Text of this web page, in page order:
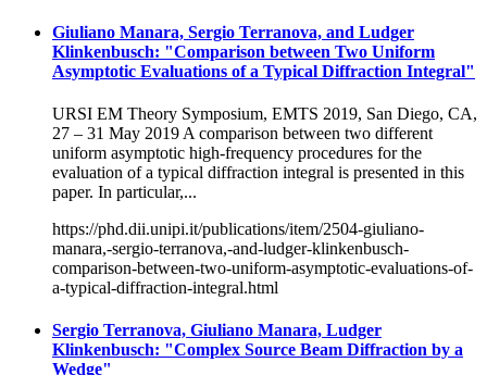
Giuliano Manara, Sergio Terranova, and Ludger
Klinkenbusch: "Comparison between Two Uniform
Asymptotic Evaluations of a Typical Diffraction Integral"
URSI EM Theory Symposium, EMTS 2019, San Diego, CA,
27 – 31 May 2019 A comparison between two different
uniform asymptotic high-frequency procedures for the
evaluation of a typical diffraction integral is presented in this
paper. In particular,...
https://phd.dii.unipi.it/publications/item/2504-giuliano-
manara,-sergio-terranova,-and-ludger-klinkenbusch-
comparison-between-two-uniform-asymptotic-evaluations-of-
a-typical-diffraction-integral.html
Sergio Terranova, Giuliano Manara, Ludger
Klinkenbusch: "Complex Source Beam Diffraction by a
Wedge"